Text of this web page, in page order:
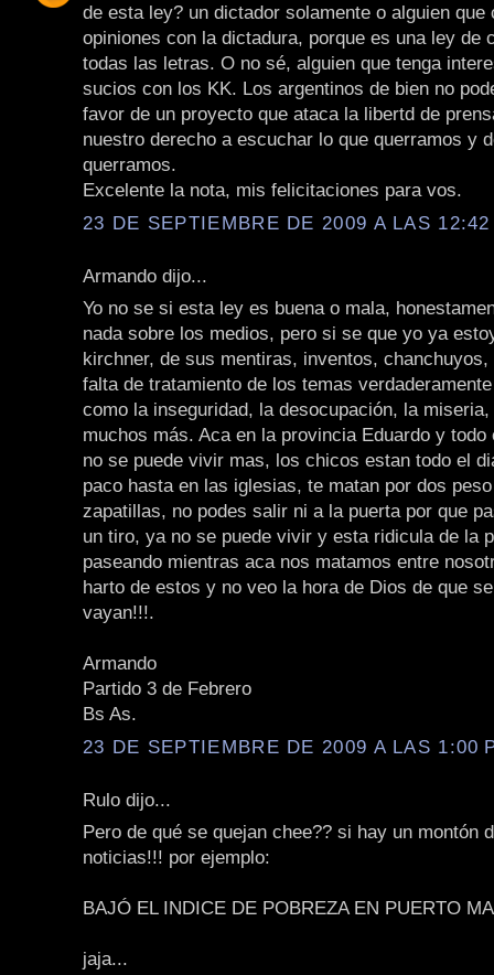
de esta ley? un dictador solamente o alguien que
opiniones con la dictadura, porque es una ley de
todas las letras. O no sé, alguien que tenga
sucios con los KK. Los argentinos de bien no
favor de un proyecto que ataca la libertd de
nuestro derecho a escuchar lo que querramos y
querramos.
Excelente la nota, mis felicitaciones para vos.
23 DE SEPTIEMBRE DE 2009 A LAS 12:42
Armando dijo...
Yo no se si esta ley es buena o mala,
nada sobre los medios, pero si se que yo ya
kirchner, de sus mentiras, inventos,
falta de tratamiento de los temas
como la inseguridad, la desocupación, la
muchos más. Aca en la provincia Eduardo y todo
no se puede vivir mas, los chicos estan todo el
paco hasta en las iglesias, te matan por dos
zapatillas, no podes salir ni a la puerta por que
un tiro, ya no se puede vivir y esta ridicula de la
paseando mientras aca nos matamos entre
harto de estos y no veo la hora de Dios de que
vayan!!!.
Armando
Partido 3 de Febrero
Bs As.
23 DE SEPTIEMBRE DE 2009 A LAS 1:00
Rulo dijo...
Pero de qué se quejan chee?? si hay un montón
noticias!!! por ejemplo:
BAJÓ EL INDICE DE POBREZA EN PUERTO
jaja...